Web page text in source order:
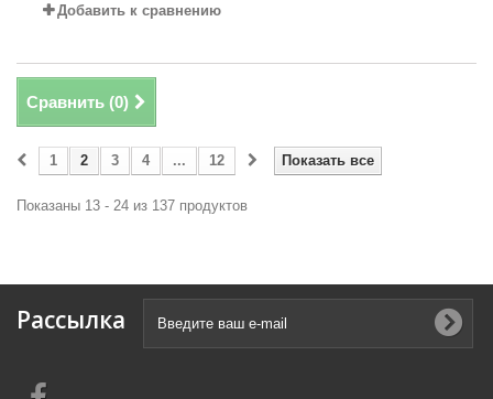
Добавить к сравнению
Сравнить (0)
Показать все
1 2 3 4 ... 12
Показаны 13 - 24 из 137 продуктов
Рассылка